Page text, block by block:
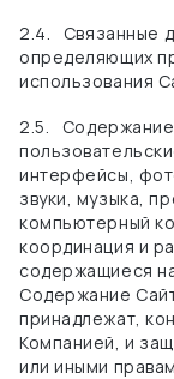
2.4.
Связанные
определяющих
использования
2.5.
Содержание
интерфейсы,
звуки, музыка,
компьютерный
координация и
содержащиеся
Содержание
принадлежат,
Компанией, и
или иными